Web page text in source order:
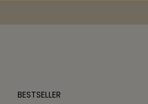
BESTSELLER